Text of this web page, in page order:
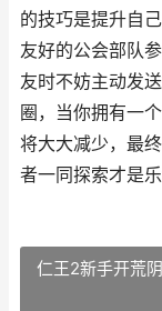
的技巧是提升自
友好的公会部队
友时不妨主动发
圈，当你拥有一
将大大减少，最
者一同探索才是乐
仁王2新手开荒